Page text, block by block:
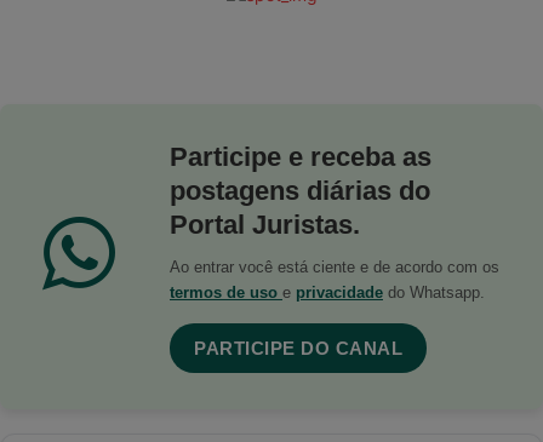
Participe e receba as
postagens diárias do
Portal Juristas.
Ao entrar você está ciente e de acordo com os
termos de uso e privacidade do Whatsapp.
PARTICIPE DO CANAL